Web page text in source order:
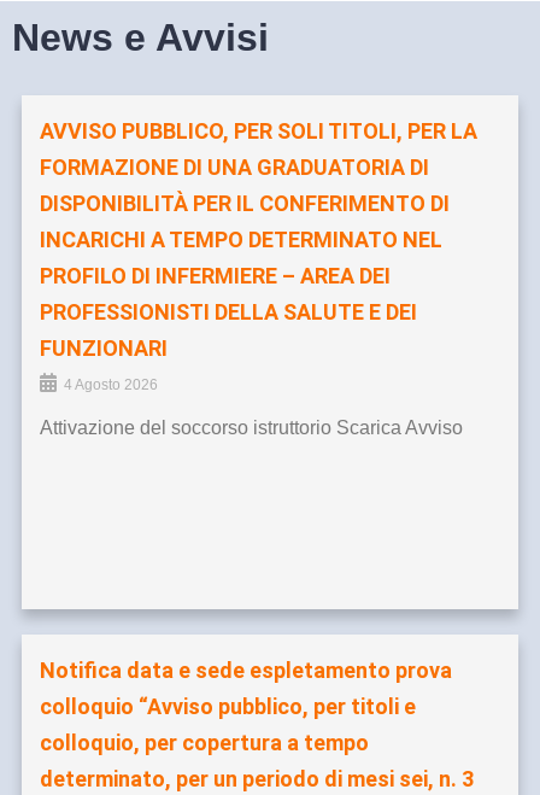
News e Avvisi
AVVISO PUBBLICO, PER SOLI TITOLI, PER LA
FORMAZIONE DI UNA GRADUATORIA DI
DISPONIBILITÀ PER IL CONFERIMENTO DI
INCARICHI A TEMPO DETERMINATO NEL
PROFILO DI INFERMIERE – AREA DEI
PROFESSIONISTI DELLA SALUTE E DEI
FUNZIONARI
4 Agosto 2026
Attivazione del soccorso istruttorio Scarica Avviso
Notifica data e sede espletamento prova
colloquio “Avviso pubblico, per titoli e
colloquio, per copertura a tempo
determinato, per un periodo di mesi sei, n. 3